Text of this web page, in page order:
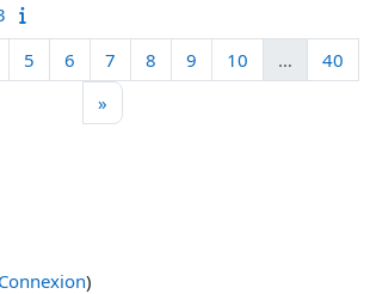
4
5 Page 5
6 Page 6
7 Page 7
8 Page 8
9 Page 9
10 … 40
»Page suivante
Connexion)